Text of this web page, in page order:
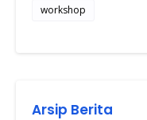
workshop
Arsip Berita